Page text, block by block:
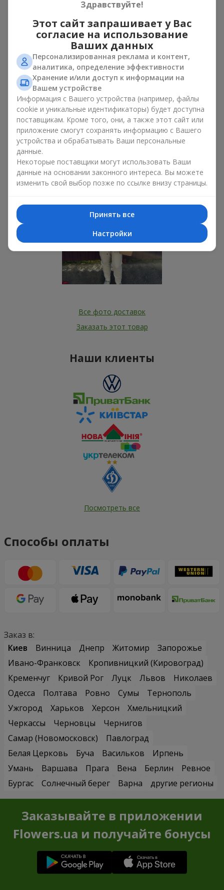
Букет из 35 красных роз
Одесса
Фотогалерея
Все фото доставок
Заказать этот товар
Наши клиенты
Посмотреть все
Способы оплаты
Заказ в:
Киев
Винница Днепр Житомир
Запорожье
Ивано-Франковск
Кропивницкий (Кировоград)
Кременчуг
Кривой Рог Луцк Львов
Николаев
Одесса
Полтава Ровно Сумы
Тернополь
Ужгород
Харьков Херсон
Хмельницкий
Черкассы
Черновцы
Чернигов
Самар (Новомосковск)
Павлоград
Белая Церковь
Буча Васильков
Ирпень
Умань
Варшава Прага Вена Берлин
Ревное
Бургас
Солнечный берег Варна другие регионы
Заказывайте в приложении
Flowers.ua и получайте бонусы
Здравствуйте!
Этот сайт запрашивает у Вас
согласие на использование
Ваших данных
Персонализированная реклама и контент,
аналитика, определение эффективности
Хранение и/или доступ к информации на
Вашем устройстве
Информация с Вашего устройства (например, файлы
cookie и уникальные идентификаторы) будет доступна
поставщикам. Кроме того, они, а также этот сайт или
приложение смогут сохранять информацию с Вашего
устройства и обрабатывать Ваши персональные
данные.
Некоторые поставщики могут использовать Ваши
данные на основании законного интереса. Вы можете
изменить свой выбор позже по ссылке внизу страницы.
Принять все
Настройки